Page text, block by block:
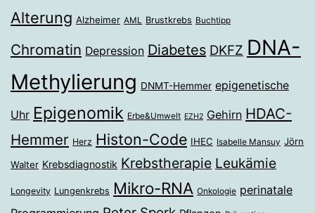
Alterung Alzheimer AML Brustkrebs Buchtipp
Chromatin Depression Diabetes DKFZ DNA-
Methylierung DNMT-Hemmer epigenetische
Uhr Epigenomik Erbe&Umwelt EZH2 Gehirn HDAC-
Hemmer Herz Histon-Code IHEC Isabelle Mansuy Jörn
Walter Krebsdiagnostik Krebstherapie Leukämie
Longevity Lungenkrebs Mikro-RNA Onkologie perinatale